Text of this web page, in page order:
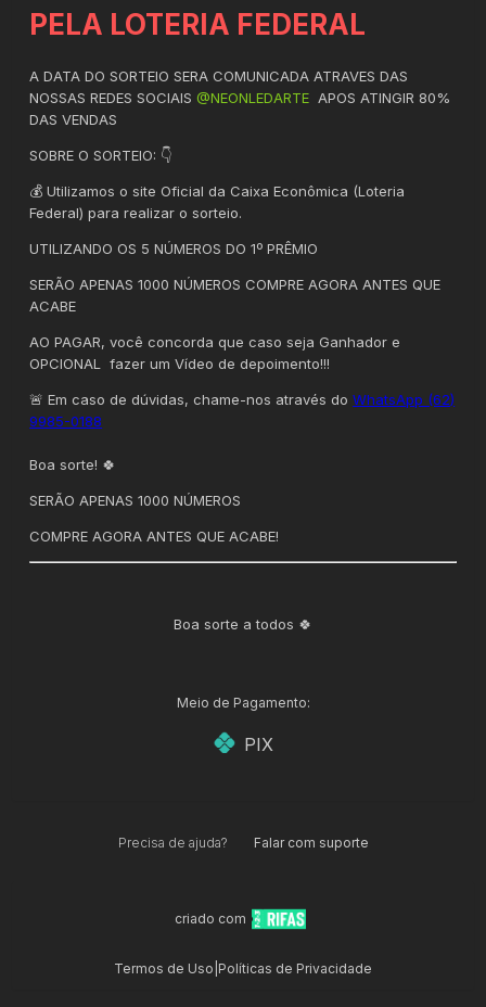
PELA LOTERIA FEDERAL
A DATA DO SORTEIO SERA COMUNICADA ATRAVES DAS
NOSSAS REDES SOCIAIS@NEONLEDARTEAPOS ATINGIR 80%
DAS VENDAS
SOBRE O SORTEIO: 👇
💰 Utilizamos o site Oficial da Caixa Econômica (Loteria
Federal) para realizar o sorteio.
UTILIZANDO OS 5 NÚMEROS DO 1º PRÊMIO
SERÃO APENAS 1000 NÚMEROS COMPRE AGORA ANTES QUE
ACABE
AO PAGAR, você concorda que caso seja Ganhador e
OPCIONAL fazer um Vídeo de depoimento!!!
🚨 Em caso de dúvidas, chame-nos através doWhatsApp (62)
9985-0188
Boa sorte! 🍀
SERÃO APENAS 1000 NÚMEROS
COMPRE AGORA ANTES QUE ACABE!
Boa sorte a todos 🍀
Meio de Pagamento:
PIX
Precisa de ajuda? Falar com suporte
criado com
Termos de Uso Políticas de Privacidade